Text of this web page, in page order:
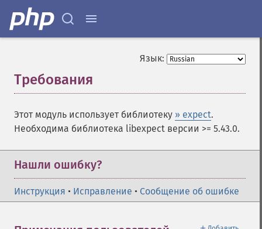
Язык:
Требования
Этот модуль использует библиотеку » expect.
Необходима библиотека libexpect версии >= 5.43.0.
Нашли ошибку?
Инструкция • Исправление • Сообщение об ошибке